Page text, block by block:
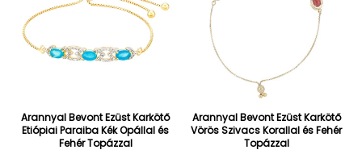
Arannyal Bevont Ezüst Karkötő
Etiópiai Paraiba Kék Opállal és
Fehér Topázzal
Arannyal Bevont Ezüst Karkötő
Vörös Szivacs Korallal és Fehér
Topázzal